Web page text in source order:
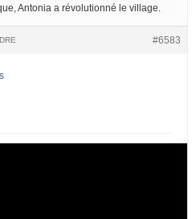
Antonia a révolutionné le village.
#6583